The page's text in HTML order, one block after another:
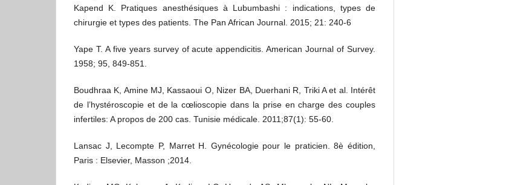
Kapend K. Pratiques anesthésiques à Lubumbashi : indications, types de
chirurgie et types des patients. The Pan African Journal. 2015; 21: 240-6
Yape T. A five years survey of acute appendicitis. American Journal of Survey.
1958; 95, 849-851.
Boudhraa K, Amine MJ, Kassaoui O, Nizer BA, Duerhani R, Triki A et al. Intérêt
de l’hystéroscopie et de la cœlioscopie dans la prise en charge des couples
infertiles: A propos de 200 cas. Tunisie médicale. 2011;87(1): 55-60.
Lansac J, Lecompte P, Marret H. Gynécologie pour le praticien. 8è édition,
Paris : Elsevier, Masson ;2014.